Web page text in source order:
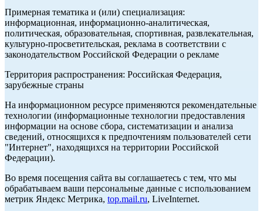
Примерная тематика и (или) специализация:
информационная, информационно-аналитическая,
политическая, образовательная, спортивная, развлекательная,
культурно-просветительская, реклама в соответствии с
законодательством Российской Федерации о рекламе
Территория распространения: Российская Федерация,
зарубежные страны
На информационном ресурсе применяются рекомендательные
технологии (информационные технологии предоставления
информации на основе сбора, систематизации и анализа
сведений, относящихся к предпочтениям пользователей сети
"Интернет", находящихся на территории Российской
Федерации).
Во время посещения сайта вы соглашаетесь с тем, что мы
обрабатываем ваши персональные данные с использованием
метрик Яндекс Метрика, top.mail.ru, LiveInternet.